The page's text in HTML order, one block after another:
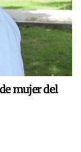
mujer del